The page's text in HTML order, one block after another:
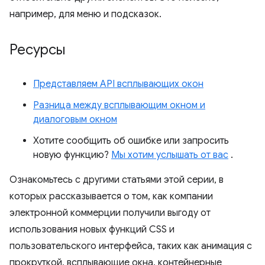
например, для меню и подсказок.
Ресурсы
Представляем API всплывающих окон
Разница между всплывающим окном и
диалоговым окном
Хотите сообщить об ошибке или запросить
новую функцию? Мы хотим услышать от вас .
Ознакомьтесь с другими статьями этой серии, в
которых рассказывается о том, как компании
электронной коммерции получили выгоду от
использования новых функций CSS и
пользовательского интерфейса, таких как анимация с
прокруткой, всплывающие окна, контейнерные